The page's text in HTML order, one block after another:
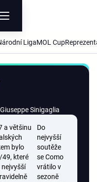
LigaMOL Cup
Sinigaglia
a většinu
bylo
49, které
Do
nejvyšší
soutěže
se Como
vrátilo v
sezoně